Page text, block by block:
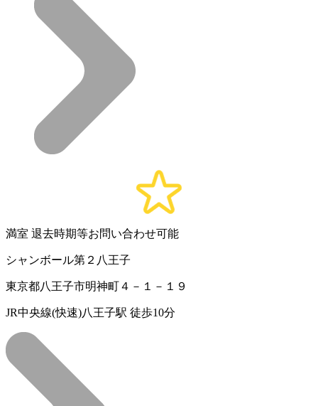
満室 退去時期等お問い合わせ可能
シャンボール第２八王子
東京都八王子市明神町４－１－１９
JR中央線(快速)八王子駅 徒歩10分